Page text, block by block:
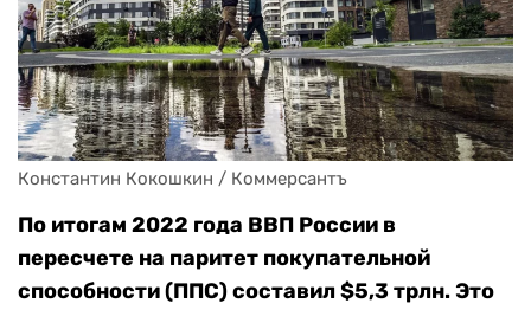
Константин Кокошкин / Коммерсантъ
По итогам 2022 года ВВП России в
пересчете на паритет покупательной
способности (ППС) составил $5,3 трлн. Это